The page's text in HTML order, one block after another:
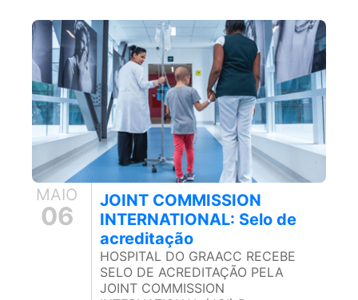
MAIO
06
JOINT COMMISSION
INTERNATIONAL: Selo de
acreditação
HOSPITAL DO GRAACC RECEBE
SELO DE ACREDITAÇÃO PELA
JOINT COMMISSION